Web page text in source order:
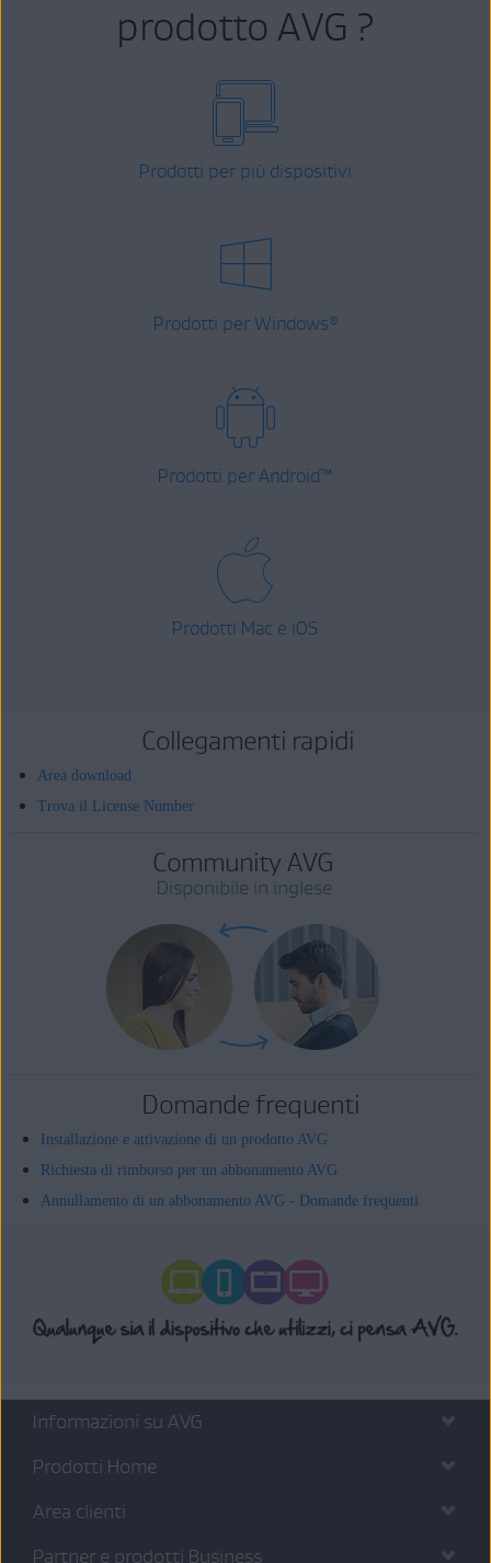
prodotto AVG ?
Prodotti per più dispositivi
Prodotti per Windows®
Prodotti per Android™
Prodotti Mac e iOS
Collegamenti rapidi
Area download
Trova il License Number
Community AVG
Disponibile in inglese
Domande frequenti
Installazione e attivazione di un prodotto AVG
Richiesta di rimborso per un abbonamento AVG
Annullamento di un abbonamento AVG - Domande frequenti
Informazioni su AVG
Prodotti Home
Area clienti
Partner e prodotti Business